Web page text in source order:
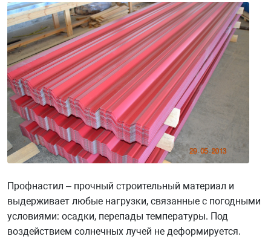
Профнастил – прочный строительный материал и
выдерживает любые нагрузки, связанные с погодными
условиями: осадки, перепады температуры. Под
воздействием солнечных лучей не деформируется.